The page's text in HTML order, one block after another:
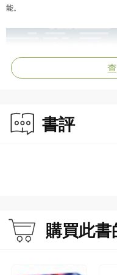
能。
書評
購買此書